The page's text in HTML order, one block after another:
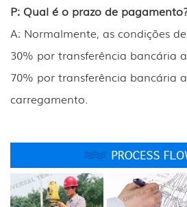
P: Qual é o prazo de
A: Normalmente, as condições
30% por transferência bancária
70% por transferência bancária
carregamento.